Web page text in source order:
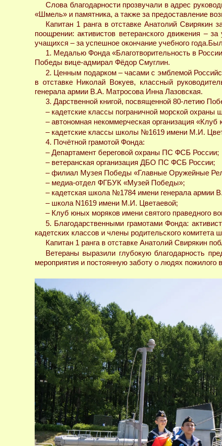
Слова благодарности прозвучали в адрес
«Шмель» и памятника, а также за предоставление
Капитан 1 ранга в отставке Анатолий Свирякин
поощрении: активистов ветеранского движения –
учащихся – за успешное окончание учебного года.
1. Медалью Фонда «Благотворительность в
Победы вице-адмирал Фёдор Смуглин.
2. Ценным подарком – часами с эмблемой
в отставке Николай Вокуев, классный
генерала армии В.А. Матросова Инна Лазовская.
3. Дарственной книгой, посвященной 80-летию
– кадетские классы пограничной морской
– автономная некоммерческая организация
– кадетские классы школы №1619 имени М.И.
4. Почётной грамотой Фонда:
– Департамент береговой охраны ПС ФСБ России;
– ветеранская организация ДБО ПС ФСБ России;
– филиал Музея Победы «Главные Оружейные
– медиа-отдел ФГБУК «Музей Победы»;
– кадетская школа №1784 имени генерала армии
– школа N1619 имени М.И. Цветаевой;
– Клуб юных моряков имени святого праведного
5. Благодарственными грамотами Фонда:
кадетских классов и члены родительского
Капитан 1 ранга в отставке Анатолий Свирякин
Ветераны выразили глубокую благодарность
мероприятия и постоянную заботу о людях пожилого